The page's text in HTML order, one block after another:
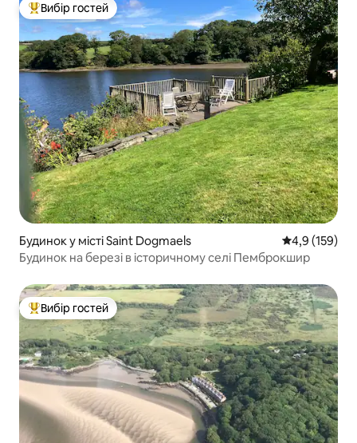
Топ вибір гостей
Вибір гостей
Будинок у місті Saint Dogmaels Середня
4,9 (159)
Будинок на березі в історичному селі Пемброкшир
Топ вибір гостей
Вибір гостей